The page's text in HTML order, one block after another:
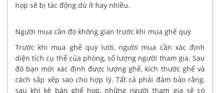
họp sẽ bị tác động dù ít hay nhiều.
Người mua cần đo không gian trước khi mua ghế quỳ
Trước khi mua ghế quỳ lưới, người mua cần xác định
diện tích cụ thể của phòng, số lượng người tham gia. Sau
đó bạn mới xác định được lượng ghế, kích thước ghế và
cách sắp xếp sao cho hợp lý. Tất cả phải đảm bảo rằng,
sau khi kê bàn ghế họp, những người tham gia sẽ có